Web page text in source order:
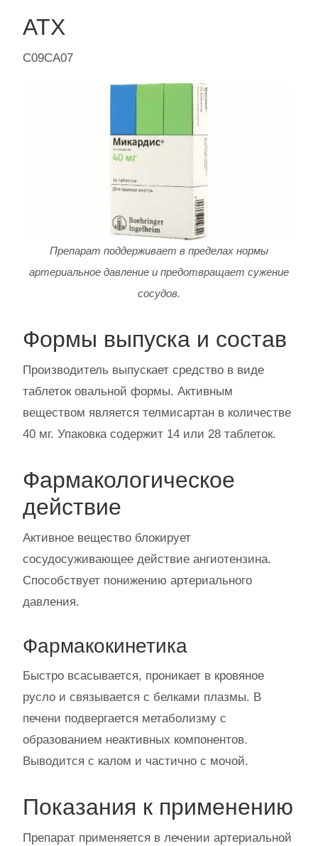
АТХ
C09CA07
Препарат поддерживает в пределах нормы
артериальное давление и предотвращает сужение
сосудов.
Формы выпуска и состав
Производитель выпускает средство в виде
таблеток овальной формы. Активным
веществом является телмисартан в количестве
40 мг. Упаковка содержит 14 или 28 таблеток.
Фармакологическое
действие
Активное вещество блокирует
сосудосуживающее действие ангиотензина.
Способствует понижению артериального
давления.
Фармакокинетика
Быстро всасывается, проникает в кровяное
русло и связывается с белками плазмы. В
печени подвергается метаболизму с
образованием неактивных компонентов.
Выводится с калом и частично с мочой.
Показания к применению
Препарат применяется в лечении артериальной